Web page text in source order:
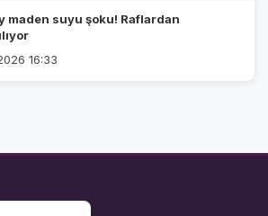
maden suyu şoku! Raflardan
16:33